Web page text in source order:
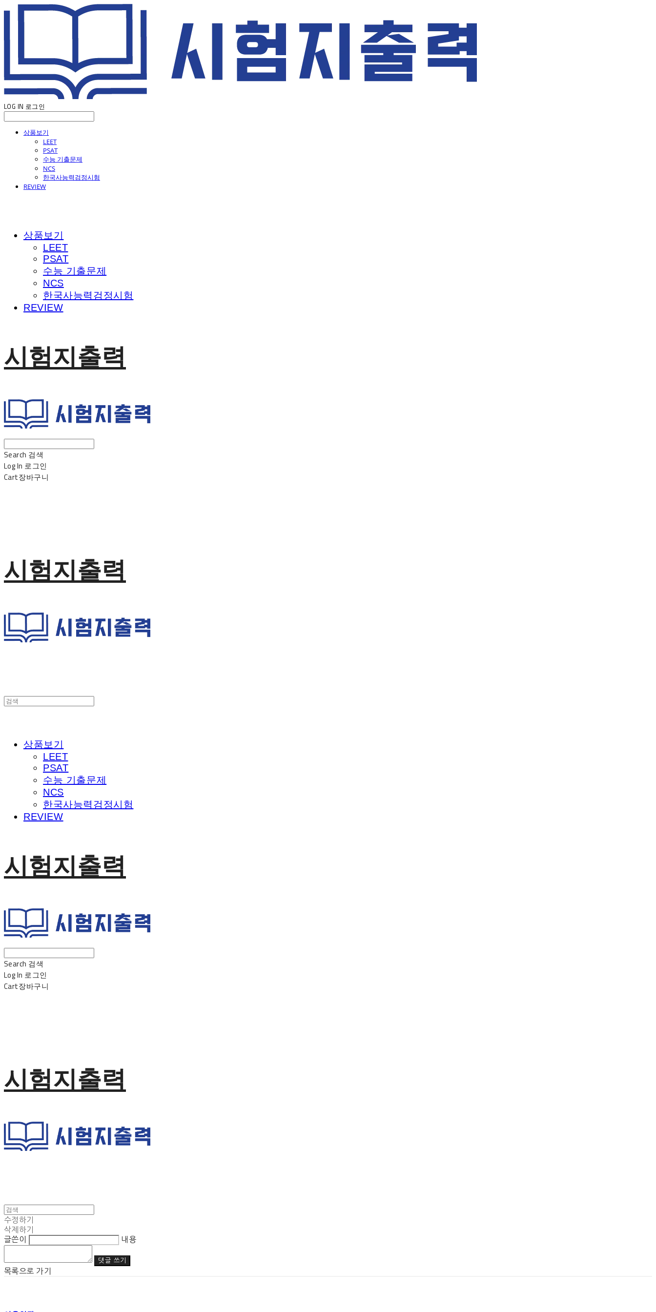
LOG IN 로그인
상품보기
LEET
PSAT
수능 기출문제
NCS
한국사능력검정시험
REVIEW
상품보기
LEET
PSAT
수능 기출문제
NCS
한국사능력검정시험
REVIEW
시험지출력
Search 검색
Log In 로그인
Cart장바구니
시험지출력
상품보기
LEET
PSAT
수능 기출문제
NCS
한국사능력검정시험
REVIEW
시험지출력
Search 검색
Log In 로그인
Cart장바구니
시험지출력
수정하기
삭제하기
글쓴이
내용
댓글 쓰기
목록으로 가기